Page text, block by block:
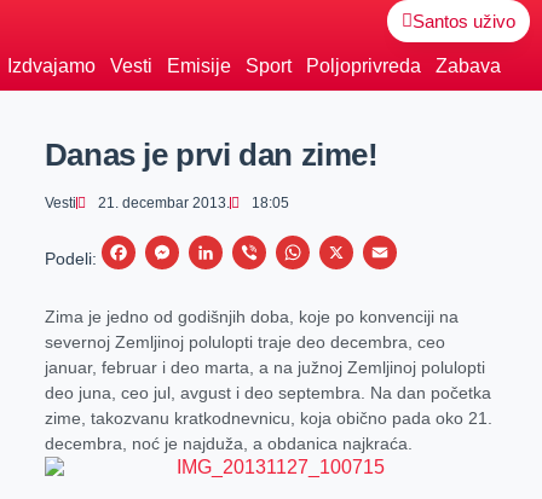
Santos uživo
Izdvajamo Vesti Emisije Sport Poljoprivreda Zabava
Danas je prvi dan zime!
Vesti 21. decembar 2013. 18:05
Podeli:
F
c
e
b
o
o
M
s
s
e
n
g
L
n
k
e
d
I
V
b
e
r
W
a
t
s
A
p
X
E
a
i
l
Zima je jedno od godišnjih doba, koje po konvenciji na
severnoj Zemljinoj polulopti traje deo decembra, ceo
januar, februar i deo marta, a na južnoj Zemljinoj polulopti
deo juna, ceo jul, avgust i deo septembra. Na dan početka
zime, takozvanu kratkodnevnicu, koja obično pada oko 21.
decembra, noć je najduža, a obdanica najkraća.